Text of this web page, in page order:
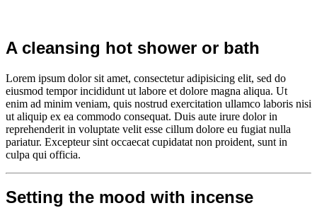
A cleansing hot shower or bath
Lorem ipsum dolor sit amet, consectetur adipisicing elit, sed do
eiusmod tempor incididunt ut labore et dolore magna aliqua. Ut
enim ad minim veniam, quis nostrud exercitation ullamco laboris nisi
ut aliquip ex ea commodo consequat. Duis aute irure dolor in
reprehenderit in voluptate velit esse cillum dolore eu fugiat nulla
pariatur. Excepteur sint occaecat cupidatat non proident, sunt in
culpa qui officia.
Setting the mood with incense